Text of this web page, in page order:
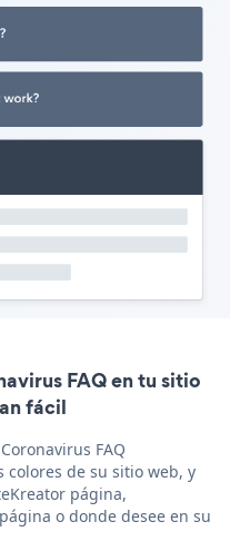
FAQ en tu sitio
fácil
FAQ
colores de su sitio web, y
página,
o donde desee en su